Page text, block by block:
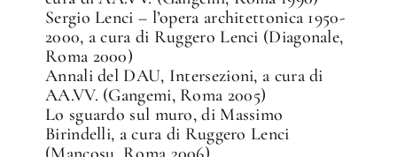
Sergio Lenci – l’opera architettonica 1950-
2000, a cura di Ruggero Lenci (Diagonale,
Roma 2000)
Annali del DAU, Intersezioni, a cura di
AA.VV. (Gangemi, Roma 2005)
Lo sguardo sul muro, di Massimo
Birindelli, a cura di Ruggero Lenci